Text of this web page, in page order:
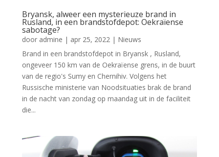
Bryansk, alweer een mysterieuze brand in
Rusland, in een brandstofdepot: Oekraïense
sabotage?
door admine | apr 25, 2022| Nieuws
Brand in een brandstofdepot in Bryansk , Rusland,
ongeveer 150 km van de Oekraïense grens, in de buurt
van de regio's Sumy en Chernihiv. Volgens het
Russische ministerie van Noodsituaties brak de brand
in de nacht van zondag op maandag uit in de faciliteit
die...